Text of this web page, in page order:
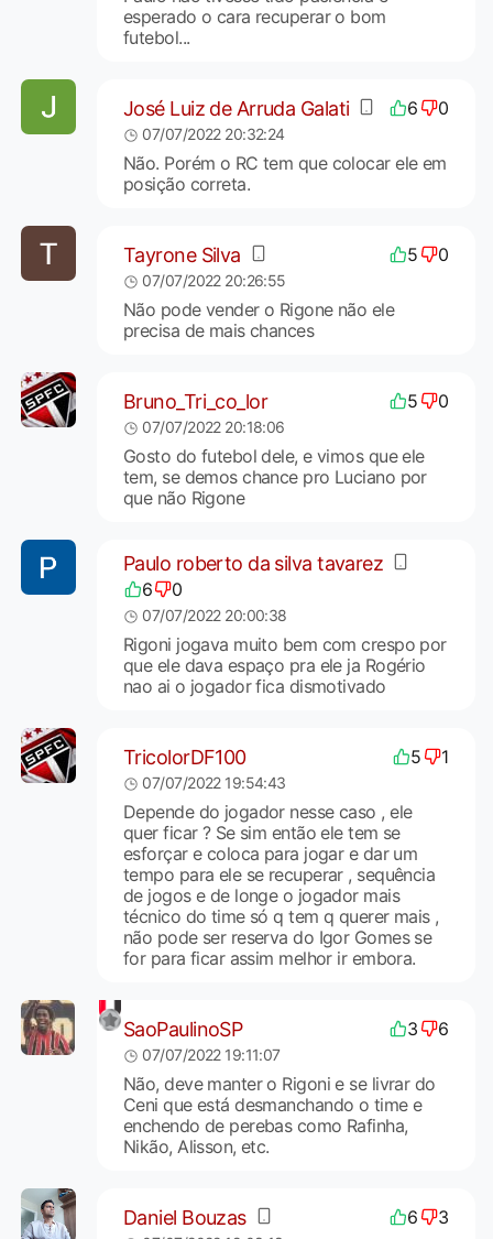
esperado o cara recuperar o bom
futebol...
José Luiz de Arruda Galati 6 0
07/07/2022 20:32:24
Não. Porém o RC tem que colocar ele em
posição correta.
Tayrone Silva 5 0
07/07/2022 20:26:55
Não pode vender o Rigone não ele
precisa de mais chances
Bruno_Tri_co_lor 5 0
07/07/2022 20:18:06
Gosto do futebol dele, e vimos que ele
tem, se demos chance pro Luciano por
que não Rigone
Paulo roberto da silva tavarez
6 0
07/07/2022 20:00:38
Rigoni jogava muito bem com crespo por
que ele dava espaço pra ele ja Rogério
nao ai o jogador fica dismotivado
TricolorDF100 5 1
07/07/2022 19:54:43
Depende do jogador nesse caso , ele
quer ficar ? Se sim então ele tem se
esforçar e coloca para jogar e dar um
tempo para ele se recuperar , sequência
de jogos e de longe o jogador mais
técnico do time só q tem q querer mais ,
não pode ser reserva do Igor Gomes se
for para ficar assim melhor ir embora.
SaoPaulinoSP 3 6
07/07/2022 19:11:07
Não, deve manter o Rigoni e se livrar do
Ceni que está desmanchando o time e
enchendo de perebas como Rafinha,
Nikão, Alisson, etc.
Daniel Bouzas 6 3